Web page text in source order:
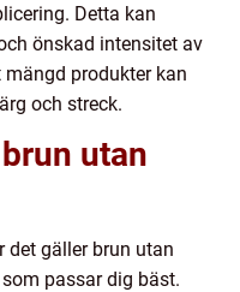
Detta kan
önskad intensitet av
produkter kan
och streck.
utan
det gäller brun utan
passar dig bäst.